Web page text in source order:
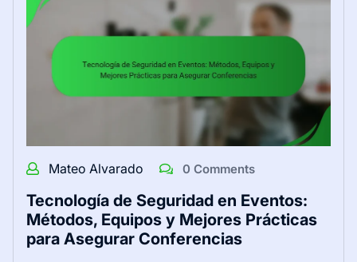
Mateo Alvarado 0 Comments
Tecnología de Seguridad en Eventos:
Métodos, Equipos y Mejores Prácticas
para Asegurar Conferencias